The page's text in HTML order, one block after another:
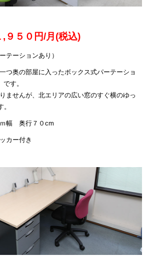
,９５０円/月(税込)
テーションあり）
つ奥の部屋に入ったボックス式パーテーショ
す。
ませんが、北エリアの広い窓のすぐ横のゆっ
幅 奥行７０cm
カー付き